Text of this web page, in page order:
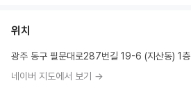
위치
광주 동구 필문대로287번길 19-6 (지산동) 1층
네이버 지도에서 보기 →